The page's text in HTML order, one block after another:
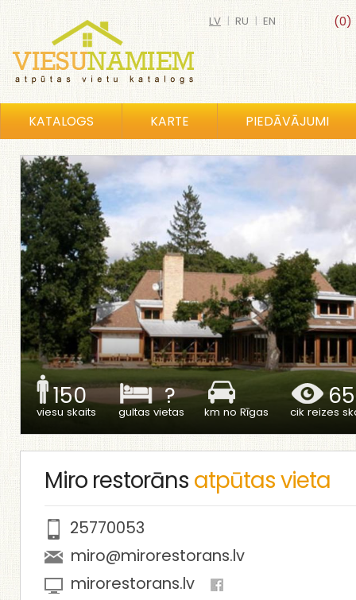
(0)
LV | RU | EN
KATALOGS KARTE PIEDĀVĀJUMI
150
viesu skaits
?
gultas vietas km no Rīgas cik reizes
Miro restorāns atpūtas vieta
25770053
miro@mirorestorans.lv
mirorestorans.lv